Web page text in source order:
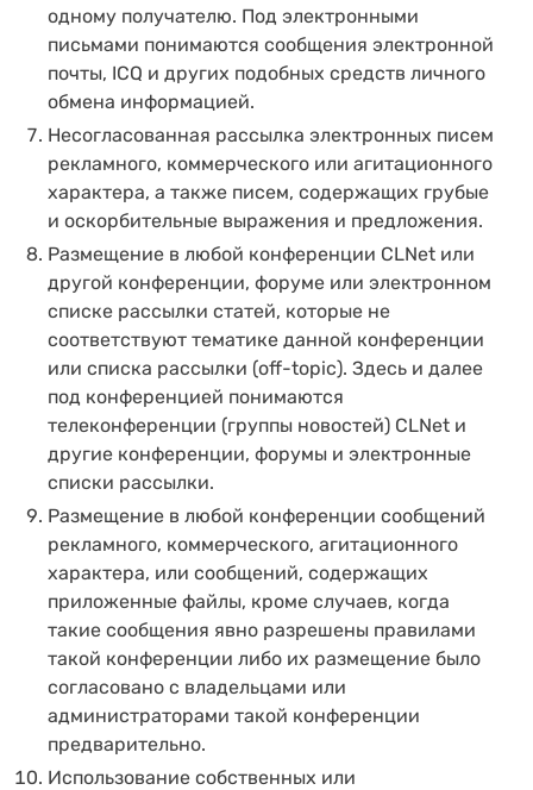
одному получателю. Под электронными
письмами понимаются сообщения электронной
почты, ICQ и других подобных средств личного
обмена информацией.
Несогласованная рассылка электронных писем
рекламного, коммерческого или агитационного
характера, а также писем, содержащих грубые
и оскорбительные выражения и предложения.
Размещение в любой конференции CLNet или
другой конференции, форуме или электронном
списке рассылки статей, которые не
соответствуют тематике данной конференции
или списка рассылки (off-topic). Здесь и далее
под конференцией понимаются
телеконференции (группы новостей) CLNet и
другие конференции, форумы и электронные
списки рассылки.
Размещение в любой конференции сообщений
рекламного, коммерческого, агитационного
характера, или сообщений, содержащих
приложенные файлы, кроме случаев, когда
такие сообщения явно разрешены правилами
такой конференции либо их размещение было
согласовано с владельцами или
администраторами такой конференции
предварительно.
Использование собственных или